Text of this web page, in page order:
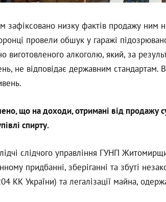
зафіксовано низку фактів продажу ним
провели обшук у гаражі
виготовленого алкоголю, який, за
не відповідає державним стандартам.
що на доходи, отримані від продажу
спирту.
слідчого управління ГУНП
придбанні, зберіганні та збуті
КК України) та легалізації майна,